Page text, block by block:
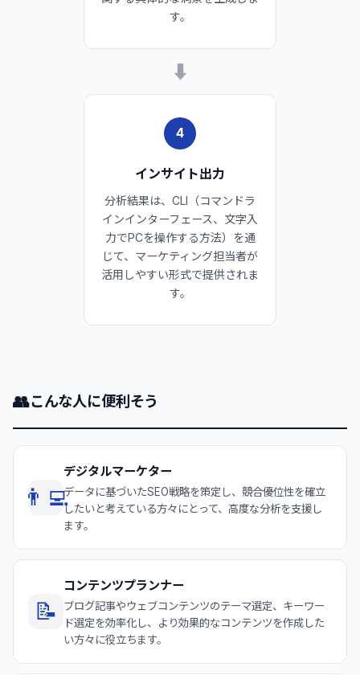
す。
➡
4
インサイト出力
分析結果は、CLI（コマンドラ
インインターフェース、文字入
力でPCを操作する方法）を通
じて、マーケティング担当者が
活用しやすい形式で提供されま
す。
👥こんな人に便利そう
👨‍💻
デジタルマーケター
データに基づいたSEO戦略を策定し、競合優位性を確立
したいと考えている方々にとって、高度な分析を支援し
ます。
📝
コンテンツプランナー
ブログ記事やウェブコンテンツのテーマ選定、キーワー
ド選定を効率化し、より効果的なコンテンツを作成した
い方々に役立ちます。